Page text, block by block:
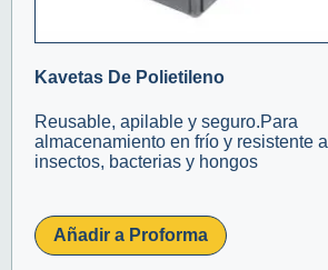
Kavetas De Polietileno
Reusable, apilable y seguro.Para
almacenamiento en frío y resistente a
insectos, bacterias y hongos
Añadir a Proforma